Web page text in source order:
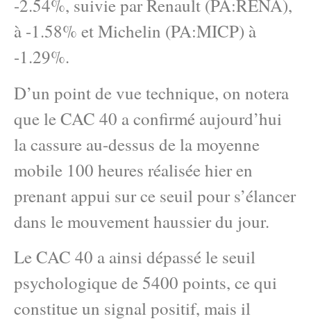
-2.54%, suivie par Renault (PA:RENA),
à -1.58% et Michelin (PA:MICP) à
-1.29%.
D’un point de vue technique, on notera
que le CAC 40 a confirmé aujourd’hui
la cassure au-dessus de la moyenne
mobile 100 heures réalisée hier en
prenant appui sur ce seuil pour s’élancer
dans le mouvement haussier du jour.
Le CAC 40 a ainsi dépassé le seuil
psychologique de 5400 points, ce qui
constitue un signal positif, mais il